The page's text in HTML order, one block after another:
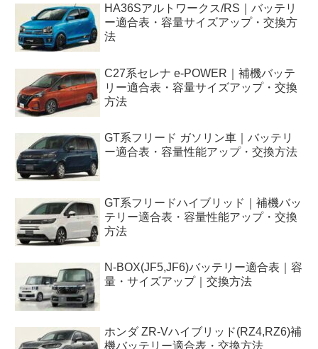
HA36Sアルトワークス/RS｜バッテリ
ー適合表・容量サイズアップ・交換方
法
C27系セレナ e-POWER｜補機バッテ
リー適合表・容量サイズアップ・交換
方法
GT系フリード ガソリン車｜バッテリ
ー適合表・容量性能アップ・交換方法
GT系フリードハイブリッド｜補機バッ
テリー適合表・容量性能アップ・交換
方法
N-BOX(JF5,JF6)バッテリー適合表｜容
量・サイズアップ｜交換方法
ホンダ ZR-Vハイブリッド(RZ4,RZ6)補
機バッテリー適合表・交換方法